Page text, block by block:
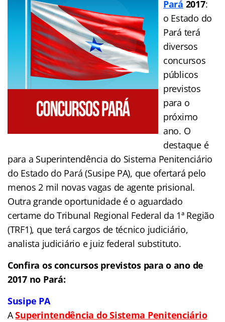
Pará 2017:
o Estado do
Pará terá
diversos
concursos
públicos
previstos
para o
próximo
ano. O
destaque é
para a Superintendência do Sistema Penitenciário
do Estado do Pará (Susipe PA), que ofertará pelo
menos 2 mil novas vagas de agente prisional.
Outra grande oportunidade é o aguardado
certame do Tribunal Regional Federal da 1ª Região
(TRF1), que terá cargos de técnico judiciário,
analista judiciário e juiz federal substituto.
Confira os concursos previstos para o ano de
2017 no Pará:
Susipe PA
ASuperintendência do Sistema Penitenciário